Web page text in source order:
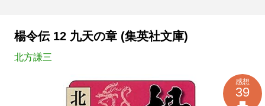
楊令伝 12 九天の章 (集英社文庫)
北方謙三
感想
39